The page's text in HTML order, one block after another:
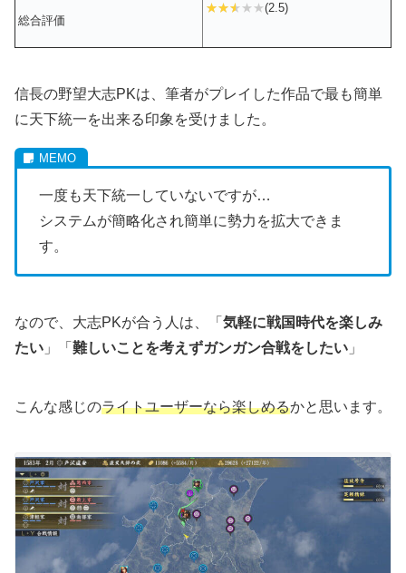
総合評価
(2.5)
信長の野望大志PKは、筆者がプレイした作品で最も簡単
に天下統一を出来る印象を受けました。
一度も天下統一していないですが…
システムが簡略化され簡単に勢力を拡大できま
す。
なので、大志PKが合う人は、「 気軽に戦国時代を楽しみ
たい 」「 難しいことを考えずガンガン合戦をしたい 」
こんな感じのライトユーザーなら楽しめるかと思います。